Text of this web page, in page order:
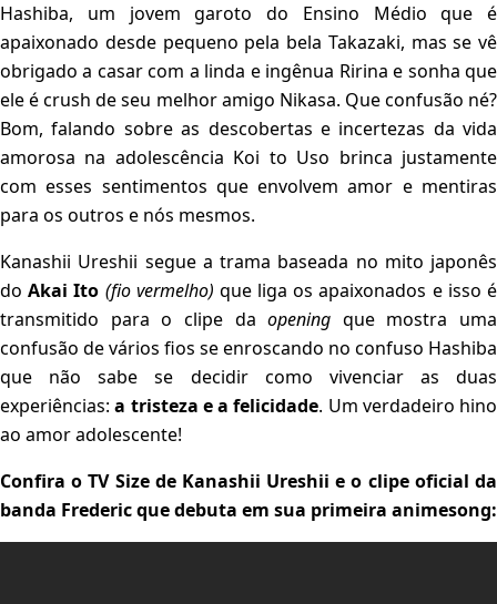
Hashiba, um jovem garoto do Ensino Médio que é
apaixonado desde pequeno pela bela Takazaki, mas se vê
obrigado a casar com a linda e ingênua Ririna e sonha que
ele é crush de seu melhor amigo Nikasa. Que confusão né?
Bom, falando sobre as descobertas e incertezas da vida
amorosa na adolescência Koi to Uso brinca justamente
com esses sentimentos que envolvem amor e mentiras
para os outros e nós mesmos.
Kanashii Ureshii segue a trama baseada no mito japonês
doAkai Ito (fio vermelho) que liga os apaixonados e isso é
transmitido para o clipe daopening que mostra uma
confusão de vários fios se enroscando no confuso Hashiba
que não sabe se decidir como vivenciar as duas
experiências:a tristeza e a felicidade. Um verdadeiro hino
ao amor adolescente!
Confira o TV Size de Kanashii Ureshii e o clipe oficial da
banda Frederic que debuta em sua primeira animesong: